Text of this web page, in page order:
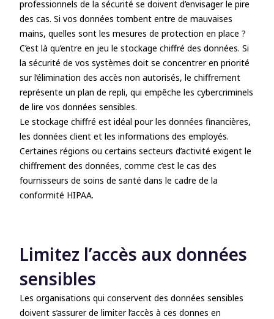
professionnels de la sécurité se doivent d’envisager le pire
des cas. Si vos données tombent entre de mauvaises
mains, quelles sont les mesures de protection en place ?
C’est là qu’entre en jeu le stockage chiffré des données. Si
la sécurité de vos systèmes doit se concentrer en priorité
sur l’élimination des accès non autorisés, le chiffrement
représente un plan de repli, qui empêche les cybercriminels
de lire vos données sensibles.
Le stockage chiffré est idéal pour les données financières,
les données client et les informations des employés.
Certaines régions ou certains secteurs d’activité exigent le
chiffrement des données, comme c’est le cas des
fournisseurs de soins de santé dans le cadre de la
conformité HIPAA.
Limitez l’accès aux données
sensibles
Les organisations qui conservent des données sensibles
doivent s’assurer de limiter l’accès à ces donnes en